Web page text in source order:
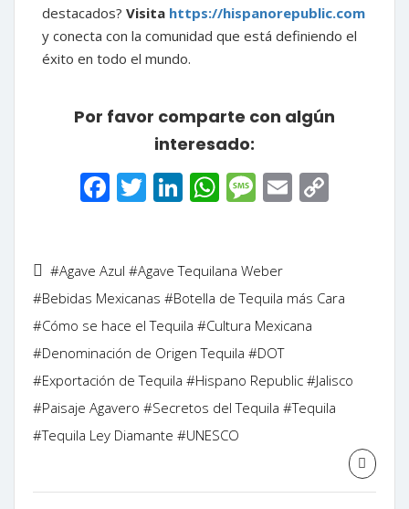
destacados? Visita https://hispanorepublic.com
y conecta con la comunidad que está definiendo el
éxito en todo el mundo.
Por favor comparte con algún
interesado:
FacebookTwitter LinkedInWhatsAppMessageEmail
#Agave Azul #Agave Tequilana Weber
#Bebidas Mexicanas #Botella de Tequila más Cara
#Cómo se hace el Tequila #Cultura Mexicana
#Denominación de Origen Tequila #DOT
#Exportación de Tequila #Hispano Republic #Jalisco
#Paisaje Agavero #Secretos del Tequila #Tequila
#Tequila Ley Diamante #UNESCO